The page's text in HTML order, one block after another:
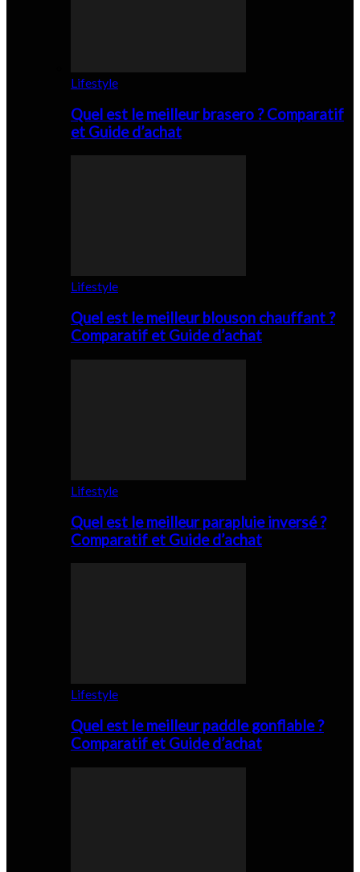
Lifestyle
Quel est le meilleur brasero ? Comparatif
et Guide d’achat
Lifestyle
Quel est le meilleur blouson chauffant ?
Comparatif et Guide d’achat
Lifestyle
Quel est le meilleur parapluie inversé ?
Comparatif et Guide d’achat
Lifestyle
Quel est le meilleur paddle gonflable ?
Comparatif et Guide d’achat